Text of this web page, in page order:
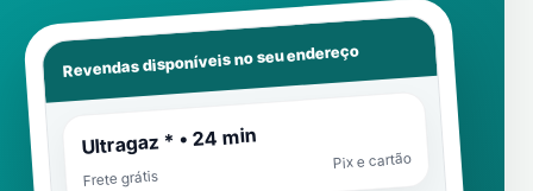
Revendas disponíveis no seu endereço
Ultragaz * • 24 min
Frete grátis
Pix e cartão